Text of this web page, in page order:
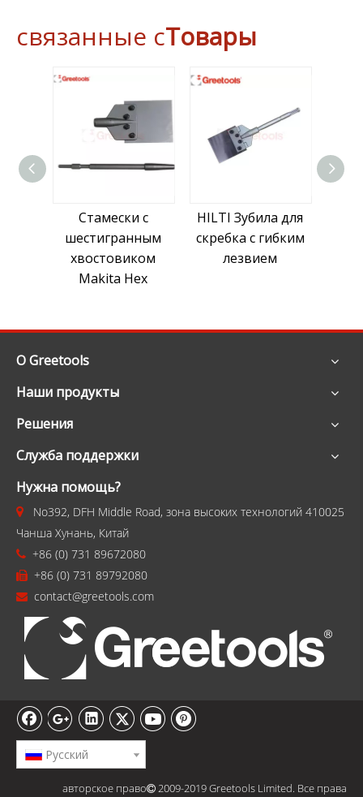
связанные сТовары
Стамески с
шестигранным
хвостовиком
Makita Hex
HILTI Зубила для
скребка с гибким
О Greetools
Наши продукты
Решения
Служба поддержки
Нужна помощь?
 No392, DFH Middle Road, зона высоких технологий 410025
Чанша Хунань, Китай
 +86 (0) 731 89672080
 +86 (0) 731 89792080
 contact@greetools.com
Pусский
авторское право 2009-2019 Greetools Limited. Все права